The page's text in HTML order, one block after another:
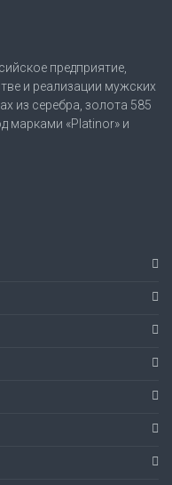
предприятие,
и реализации мужских
из серебра, золота 585
марками «Platinor» и